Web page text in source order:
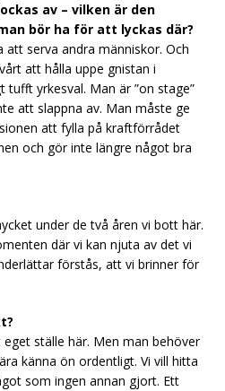
av – vilken är den
bör ha för att lyckas där?
att serva andra människor. Och
att hålla uppe gnistan i
tufft yrkesval. Man är ”on stage”
att slappna av. Man måste ge
att fylla på kraftförrådet
och gör inte längre något bra
under de två åren vi bott här.
där vi kan njuta av det vi
förstås, att vi brinner för
ställe här. Men man behöver
känna ön ordentligt. Vi vill hitta
som ingen annan gjort. Ett